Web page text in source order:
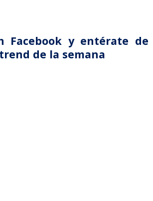
Facebook y entérate de
de la semana